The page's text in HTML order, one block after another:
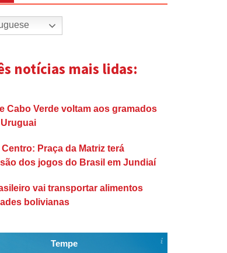
notícias mais lidas:
Cabo Verde voltam aos gramados
Praça da Matriz terá
dos jogos do Brasil em Jundiaí
vai transportar alimentos
bolivianas
Tempe